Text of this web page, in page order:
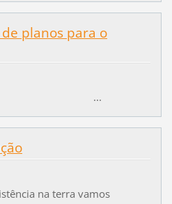
planos para o
04 ...
na terra vamos